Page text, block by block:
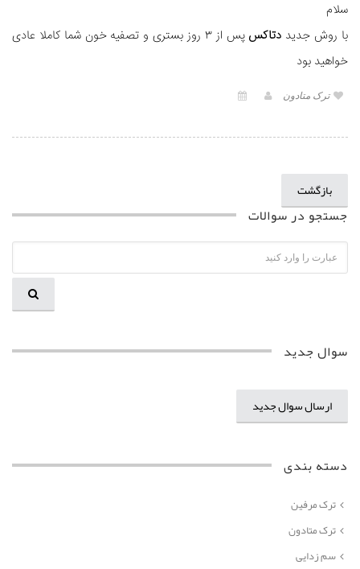
سلام
با روش جدید دتاکس
پس از ۳ روز بستری و تصفیه خون شما کاملا عادی
خواهید بود
ترک متادون
بازگشت
جستجو در سوالات
سوال جدید
ارسال سوال جدید
دسته بندی
ترک مرفین
ترک متادون
سم زدایی